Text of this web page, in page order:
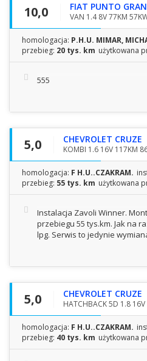
10,0 FIAT PUNTO
VAN 1.4 8V 77KM
homologacja: P.H.U. MIMAR,
przebieg: 20 tys. km użytkowana
555
5,0 CHEVROLET CRUZE
KOMBI 1.6 16V 117KM
homologacja: F H.U..CZAKRAM.
przebieg: 55 tys. km użytkowana
Instalacja Zavoli Winner.
przebiegu 55 tys.km. Jak na
lpg. Serwis to jedynie
5,0 CHEVROLET CRUZE
HATCHBACK 5D 1.8
homologacja: F H.U..CZAKRAM.
przebieg: 40 tys. km użytkowana